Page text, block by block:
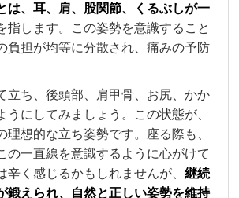
は、耳、肩、股関節、くるぶしが一
指します。この姿勢を意識すること
負担が均等に分散され、痛みの予防
立ち、後頭部、肩甲骨、お尻、かか
うにしてみましょう。この状態が、
理想的な立ち姿勢です。座る際も、
の一直線を意識するように心がけて
辛く感じるかもしれませんが、継続
鍛えられ、自然と正しい姿勢を維持